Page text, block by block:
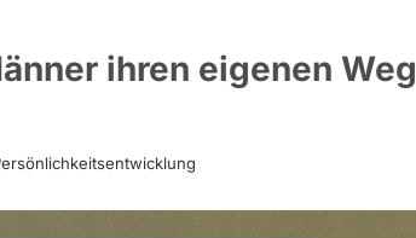
ihren eigenen Weg